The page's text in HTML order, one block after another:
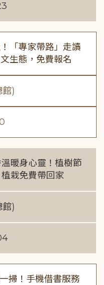
「專家帶路」走讀
生態，免費報名
館)
溫暖身心靈！植樹節
栽免費帶回家
館)
掃！手機借書服務